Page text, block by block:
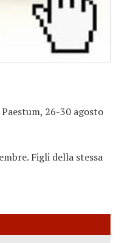
26-30 agosto
Figli della stessa